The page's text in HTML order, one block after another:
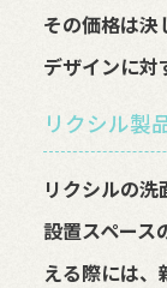
その価格は決
デザインに対
リクシル製
リクシルの
設置スペース
える際には、